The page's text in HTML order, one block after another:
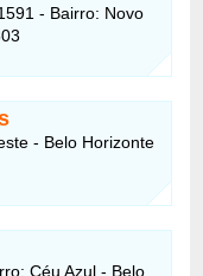
- Bairro: Novo
- Belo Horizonte
Céu Azul - Belo